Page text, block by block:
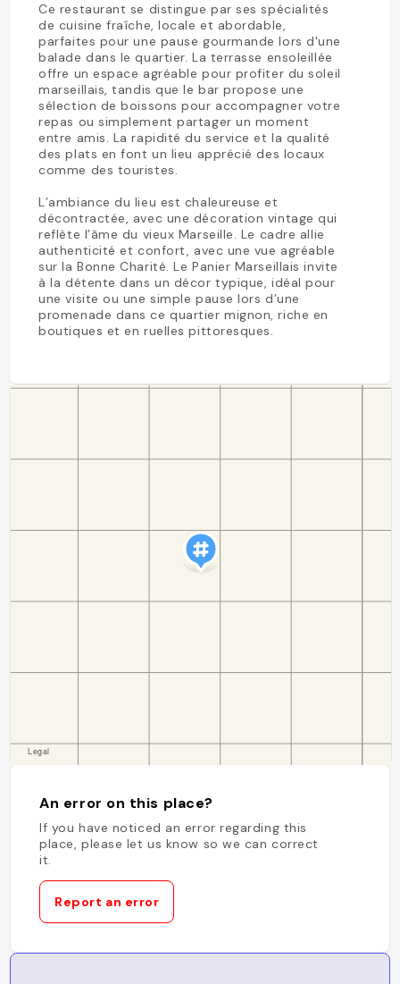
Ce restaurant se distingue par ses spécialités
de cuisine fraîche, locale et abordable,
parfaites pour une pause gourmande lors d'une
balade dans le quartier. La terrasse ensoleillée
offre un espace agréable pour profiter du soleil
marseillais, tandis que le bar propose une
sélection de boissons pour accompagner votre
repas ou simplement partager un moment
entre amis. La rapidité du service et la qualité
des plats en font un lieu apprécié des locaux
comme des touristes.
L’ambiance du lieu est chaleureuse et
décontractée, avec une décoration vintage qui
reflète l’âme du vieux Marseille. Le cadre allie
authenticité et confort, avec une vue agréable
sur la Bonne Charité. Le Panier Marseillais invite
à la détente dans un décor typique, idéal pour
une visite ou une simple pause lors d’une
promenade dans ce quartier mignon, riche en
boutiques et en ruelles pittoresques.
An error on this place?
If you have noticed an error regarding this
place, please let us know so we can correct
it.
Report an error